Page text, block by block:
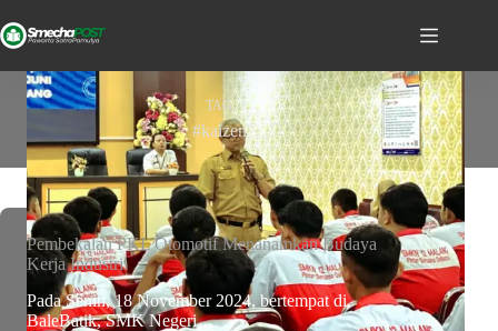
TAG
#kaizen
Pembekalan PKL Otomotif Menanamkan Budaya
Kerja Industri
Pada Senin, 18 November 2024, bertempat di
BaleBatik, SMK Negeri…